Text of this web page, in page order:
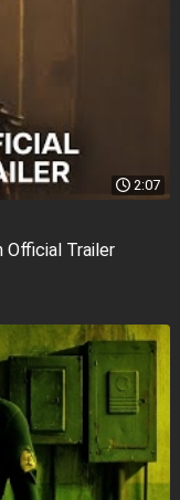
2:07
Official Trailer